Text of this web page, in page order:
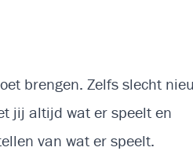
brengen. Zelfs slecht
jij altijd wat er speelt en
van wat er speelt.